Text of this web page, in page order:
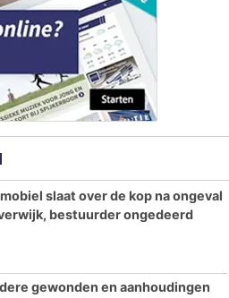
slaat over de kop na ongeval
bestuurder ongedeerd
gewonden en aanhoudingen